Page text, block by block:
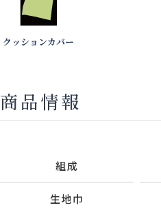
クッションカバー
商品情報
組成
生地巾